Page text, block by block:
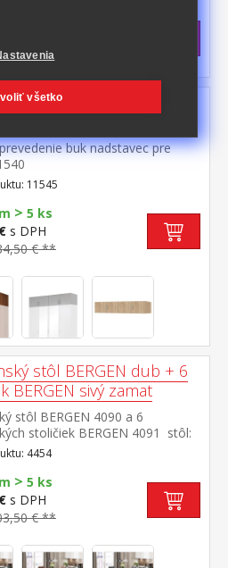
€ **
ESO 4-dverový 11545
buk nadstavec pre
11545
> 5 ks
s DPH
€ **
stôl BERGEN dub + 6
BERGEN sivý zamat
stôl BERGEN 4090 a 6
stoličiek BERGEN 4091 stôl:
farebné prevedenie dub
konštrukcia, farebné
čierna stolička: zamatový poťah,
sivá kovová
farebné prevedenie
sedu stoličky 49 cm rozmer
v) 140 × 80 × 75 cm rozmer
h/v) 45 × 53 × 88 cm
4454
> 5 ks
s DPH
€ **
všetko